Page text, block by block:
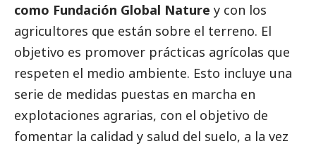
como Fundación Global Nature y con los
agricultores que están sobre el terreno. El
objetivo es promover prácticas agrícolas que
respeten el medio ambiente. Esto incluye una
serie de medidas puestas en marcha en
explotaciones agrarias, con el objetivo de
fomentar la calidad y salud del suelo, a la vez